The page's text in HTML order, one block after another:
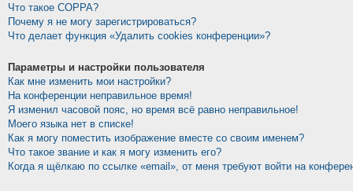
Что такое COPPA?
Почему я не могу зарегистрироваться?
Что делает функция «Удалить cookies конференции»?
Параметры и настройки пользователя
Как мне изменить мои настройки?
На конференции неправильное время!
Я изменил часовой пояс, но время всё равно неправильное!
Моего языка нет в списке!
Как я могу поместить изображение вместе со своим именем?
Что такое звание и как я могу изменить его?
Когда я щёлкаю по ссылке «email», от меня требуют войти на